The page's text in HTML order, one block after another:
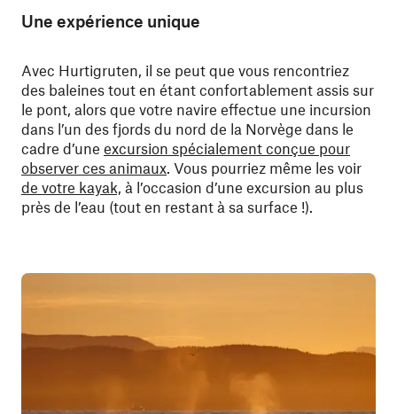
Une expérience unique
Avec Hurtigruten, il se peut que vous rencontriez
des baleines tout en étant confortablement assis sur
le pont, alors que votre navire effectue une incursion
dans l’un des fjords du nord de la Norvège dans le
cadre d’une excursion spécialement conçue pour
observer ces animaux. Vous pourriez même les voir
de votre kayak, à l’occasion d’une excursion au plus
près de l’eau (tout en restant à sa surface !).